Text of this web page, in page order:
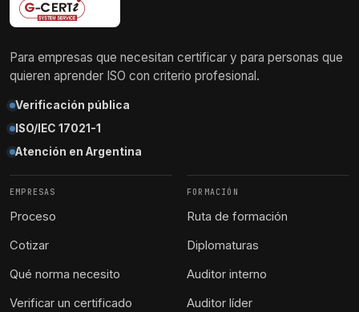
Para empresas que necesitan certificar y para personas que
quieren aprender ISO con criterio profesional.
Verificación pública
ISO/IEC 17021-1
Atención en Argentina
EMPRESAS
Proceso
Cotizar
Qué norma necesito
Verificar un certificado
FORMACIÓN
Ruta de formación
Diplomaturas
Auditor interno
Auditor líder